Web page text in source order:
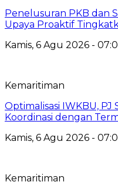
Penelusuran PKB dan
Upaya Proaktif
Kamis, 6 Agu 2026 -
Kemaritiman
Optimalisasi IWKBU, PJ
Koordinasi dengan
Kamis, 6 Agu 2026 -
Kemaritiman